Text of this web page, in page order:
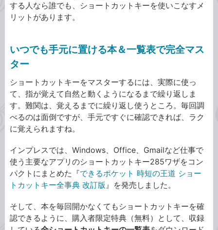
する人なら誰でも、ショートカットキーを使いこなすメ
リットがあります。
いつでも手元に置ける本＆一覧表で完全マス
ター
ショートカットキーをマスターするには、実際に使っ
て、指が覚えて自然と動くようになるまで繰り返しま
す。難関は、覚えるまでに繰り返し使うところ。毎回調
べるのは面倒ですが、手元ですぐに確認できれば、ラク
に覚えられますね。
インプレスでは、Windows、Office、Gmailなど仕事で
使う主要なアプリのショートカットキー285ワザをコン
パクトにまとめた『できるポケット 時短の王道 ショー
トカットキー全事典 改訂版 』を発売しました。
そして、本を毎回開かなくてもショートカットキーを確
認できるように、購入者限定特典（無料）として、収録